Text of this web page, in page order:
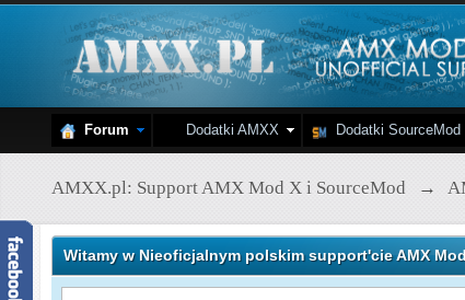
Forum Dodatki AMXX Dodatki SourceMod
AMXX.pl: Support AMX Mod X i SourceMod →
Witamy w Nieoficjalnym polskim support'cie AMX